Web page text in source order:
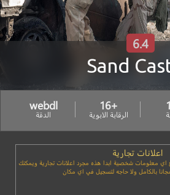
Sand
6.4
+16
الرقابة الابوية
webdl
الدقة
اعلانات تجارية
اي معلومات شخصية ابدا هذه مجرد اعلانات تجارية ويمكنك
بالكامل ولا حاجه لتسجيل في اي مكان